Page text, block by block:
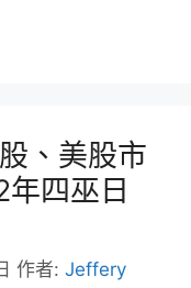
、美股市
四巫日
作者: Jeffery